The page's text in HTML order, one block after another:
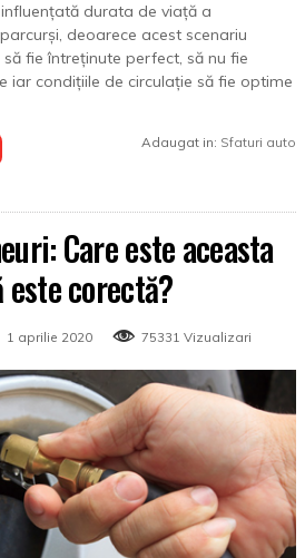
durata de viață a
deoarece acest scenariu
fie întreținute perfect, să nu fie
iar condițiile de circulație să fie optime
Adaugat in: Sfaturi auto
Care este aceasta
corectă?
1 aprilie 2020 75331 Vizualizari